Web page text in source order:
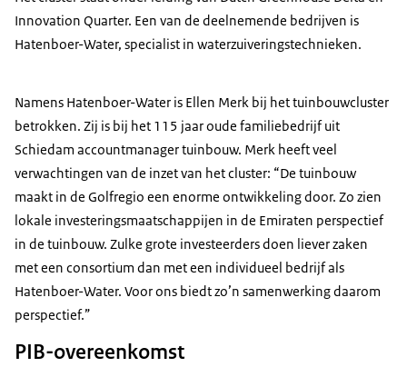
Innovation Quarter. Een van de deelnemende bedrijven is
Hatenboer-Water, specialist in waterzuiveringstechnieken.
Namens Hatenboer-Water is Ellen Merk bij het tuinbouwcluster
betrokken. Zij is bij het 115 jaar oude familiebedrijf uit
Schiedam accountmanager tuinbouw. Merk heeft veel
verwachtingen van de inzet van het cluster: “De tuinbouw
maakt in de Golfregio een enorme ontwikkeling door. Zo zien
lokale investeringsmaatschappijen in de Emiraten perspectief
in de tuinbouw. Zulke grote investeerders doen liever zaken
met een consortium dan met een individueel bedrijf als
Hatenboer-Water. Voor ons biedt zo’n samenwerking daarom
perspectief.”
PIB-overeenkomst